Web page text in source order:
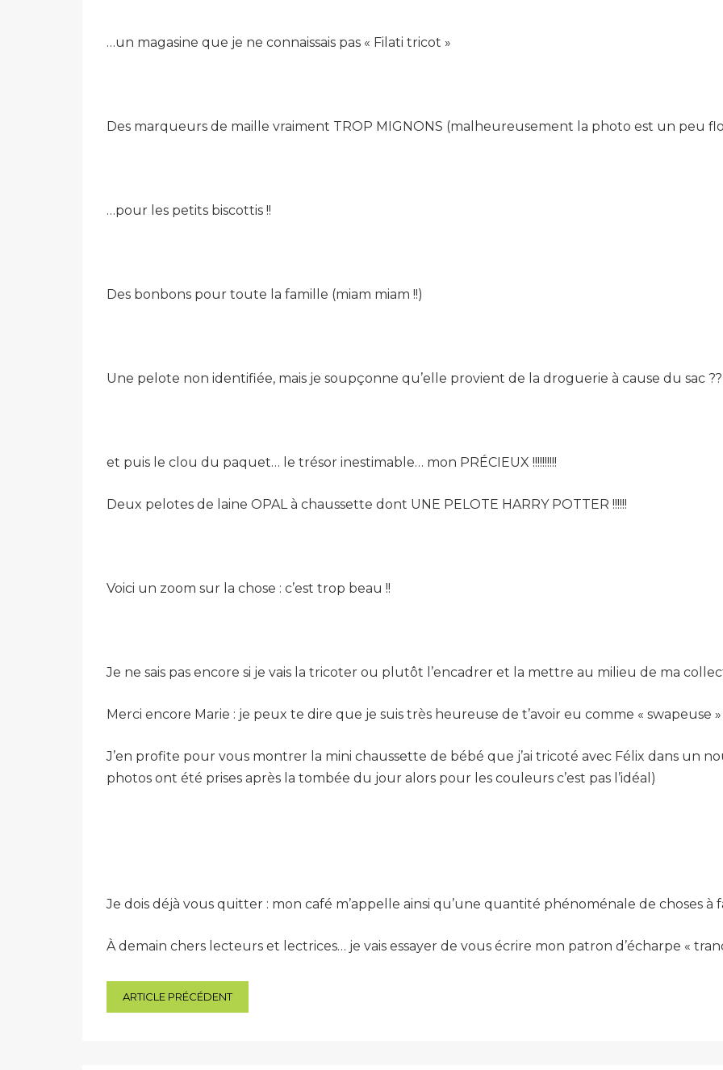
…un magasine que je ne connaissais pas « Filati tricot »
Des marqueurs de maille vraiment TROP MIGNONS (malheureusement la photo est un peu
…pour les petits biscottis !!
Des bonbons pour toute la famille (miam miam !!)
Une pelote non identifiée, mais je soupçonne qu’elle provient de la droguerie à cause du sac ??
et puis le clou du paquet… le trésor inestimable… mon PRÉCIEUX !!!!!!!!!!
Deux pelotes de laine OPAL à chaussette dont UNE PELOTE HARRY POTTER !!!!!!
Voici un zoom sur la chose : c’est trop beau !!
Je ne sais pas encore si je vais la tricoter ou plutôt l’encadrer et la mettre au milieu de ma
Merci encore Marie : je peux te dire que je suis très heureuse de t’avoir eu comme « swapeuse
J’en profite pour vous montrer la mini chaussette de bébé que j’ai tricoté avec Félix dans un
photos ont été prises après la tombée du jour alors pour les couleurs c’est pas l’idéal)
Je dois déjà vous quitter : mon café m’appelle ainsi qu’une quantité phénoménale de choses à
À demain chers lecteurs et lectrices… je vais essayer de vous écrire mon patron d’écharpe «
Navigation
ARTICLE PRÉCÉDENT